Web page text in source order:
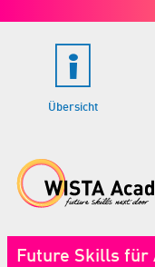
Übersicht
Future Skills für